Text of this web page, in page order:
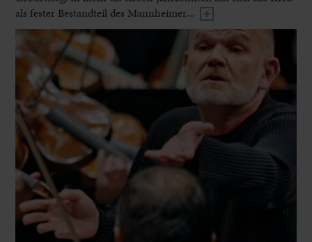
als fester Bestandteil des Mannheimer...